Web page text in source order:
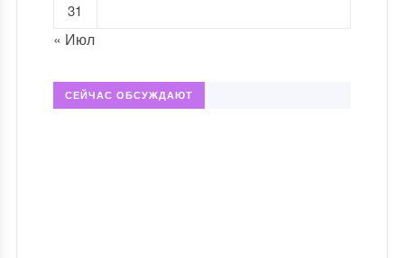
31
« Июл
СЕЙЧАС ОБСУЖДАЮТ